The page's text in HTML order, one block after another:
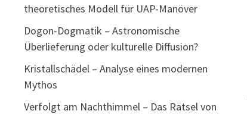
theoretisches Modell für UAP-Manöver
Dogon-Dogmatik – Astronomische
Überlieferung oder kulturelle Diffusion?
Kristallschädel – Analyse eines modernen
Mythos
Verfolgt am Nachthimmel – Das Rätsel von